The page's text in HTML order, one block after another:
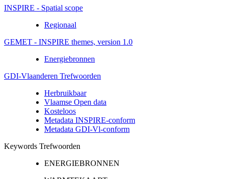
INSPIRE - Spatial scope
Regionaal
GEMET - INSPIRE themes, version 1.0
Energiebronnen
GDI-Vlaanderen Trefwoorden
Herbruikbaar
Vlaamse Open data
Kosteloos
Metadata INSPIRE-conform
Metadata GDI-Vl-conform
Keywords Trefwoorden
ENERGIEBRONNEN